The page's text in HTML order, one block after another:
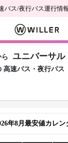
バス/夜行バス運行情
ら
ユニバーサル
高速バス・夜行バス
年8月最安値カレン